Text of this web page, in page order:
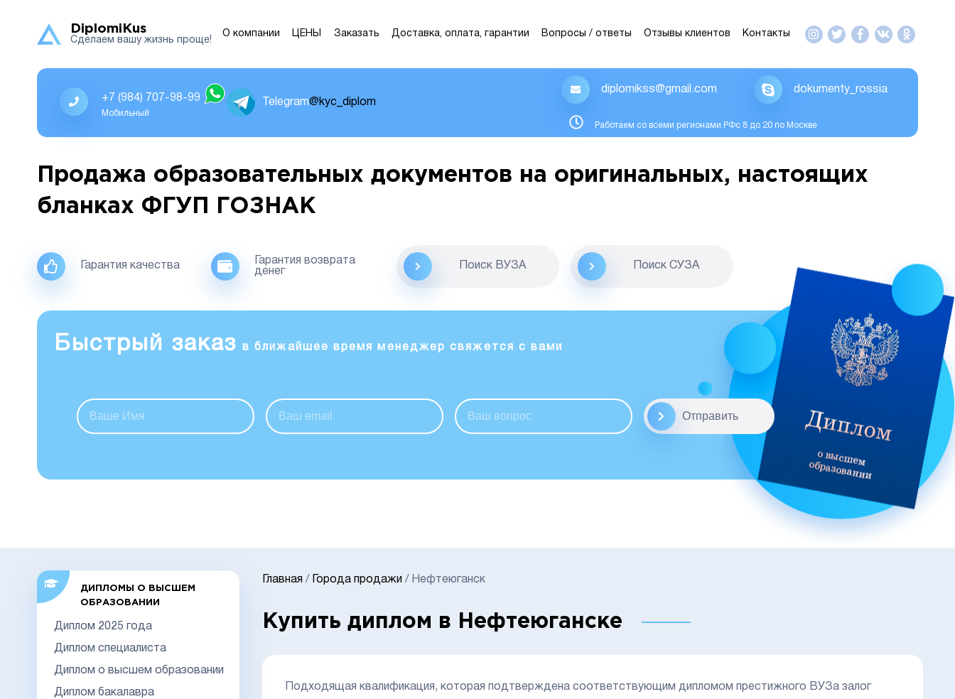
DiplomiKus
Сделаем вашу жизнь проще!
О компании ЦЕНЫ Заказать Доставка, оплата, гарантии Вопросы / ответы Отзывы клиентов Контакты
+7 (984) 707-98-99
Мобильный
Telegram@kyc_diplom
diplomikss@gmail.com dokumenty_rossia
Работаем со всеми регионами РФс 8 до 20 по Москве
Продажа образовательных документов на оригинальных, настоящих
бланках ФГУП ГОЗНАК
Гарантия качества
Гарантия возврата
денег
Поиск ВУЗА Поиск CУЗА
Быстрый заказ в ближайшее время менеджер свяжется с вами
Отправить
ДИПЛОМЫ О ВЫСШЕМ
ОБРАЗОВАНИИ
Диплом 2025 года
Диплом специалиста
Диплом о высшем образовании
Диплом бакалавра
Главная / Города продажи / Нефтеюганск
Купить диплом в Нефтеюганске
Подходящая квалификация, которая подтверждена соответствующим дипломом престижного ВУЗа залог